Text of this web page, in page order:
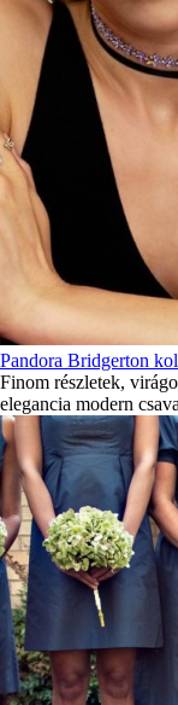
Pandora Bridgerton
Finom részletek,
elegancia modern